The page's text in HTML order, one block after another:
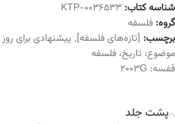
شناسه کتاب: KTP-0036533
گروه: فلسفه
برچسب: [تازه‌های فلسفه], پیشنهادی برای
موضوع: تاریخ، فلسفه
قفسه: 2003G
پشت جلد